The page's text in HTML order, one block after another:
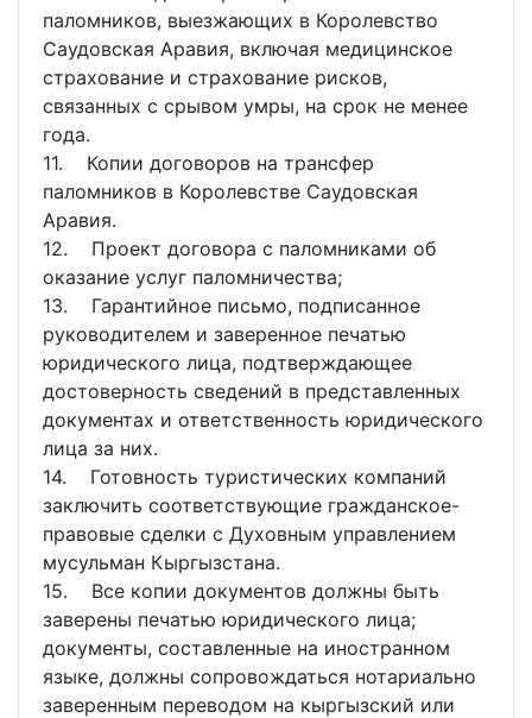
паломников, выезжающих в Королевство
Саудовская Аравия, включая медицинское
страхование и страхование рисков,
связанных с срывом умры, на срок не менее
года.
11. Копии договоров на трансфер
паломников в Королевстве Саудовская
Аравия.
12. Проект договора с паломниками об
оказание услуг паломничества;
13. Гарантийное письмо, подписанное
руководителем и заверенное печатью
юридического лица, подтверждающее
достоверность сведений в представленных
документах и ответственность юридического
лица за них.
14. Готовность туристических компаний
заключить соответствующие гражданское-
правовые сделки с Духовным управлением
мусульман Кыргызстана.
15. Все копии документов должны быть
заверены печатью юридического лица;
документы, составленные на иностранном
языке, должны сопровождаться нотариально
заверенным переводом на кыргызский или